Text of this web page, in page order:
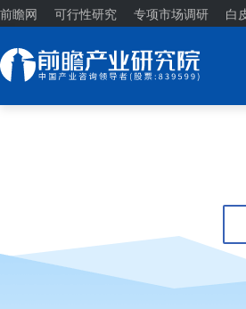
前瞻网 可行性研究 专项市场调研 白